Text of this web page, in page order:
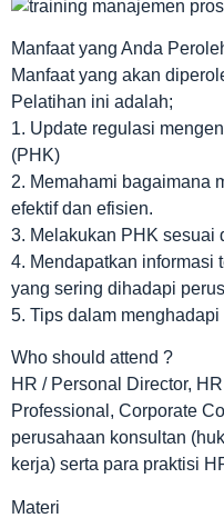
Manfaat yang Anda
Manfaat yang akan
Pelatihan ini adalah;
1. Update regulasi
(PHK)
2. Memahami bagaimana
efektif dan efisien.
3. Melakukan PHK sesuai
4. Mendapatkan informasi
yang sering dihadapi
5. Tips dalam
Who should attend ?
HR / Personal Director,
Professional, Corporate
perusahaan konsultan
kerja) serta para praktisi
Materi